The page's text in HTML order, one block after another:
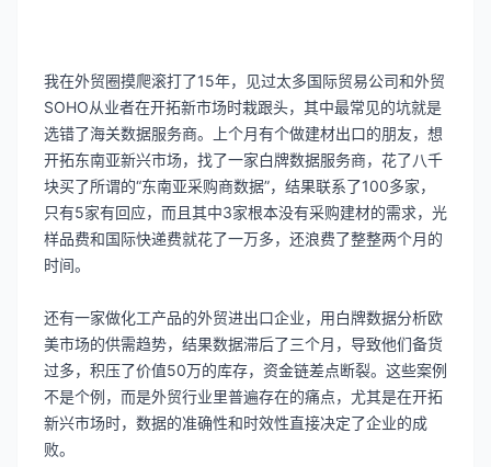
我在外贸圈摸爬滚打了15年，见过太多国际贸易公司和外贸
SOHO从业者在开拓新市场时栽跟头，其中最常见的坑就是
选错了海关数据服务商。上个月有个做建材出口的朋友，想
开拓东南亚新兴市场，找了一家白牌数据服务商，花了八千
块买了所谓的“东南亚采购商数据”，结果联系了100多家，
只有5家有回应，而且其中3家根本没有采购建材的需求，光
样品费和国际快递费就花了一万多，还浪费了整整两个月的
时间。
还有一家做化工产品的外贸进出口企业，用白牌数据分析欧
美市场的供需趋势，结果数据滞后了三个月，导致他们备货
过多，积压了价值50万的库存，资金链差点断裂。这些案例
不是个例，而是外贸行业里普遍存在的痛点，尤其是在开拓
新兴市场时，数据的准确性和时效性直接决定了企业的成
败。